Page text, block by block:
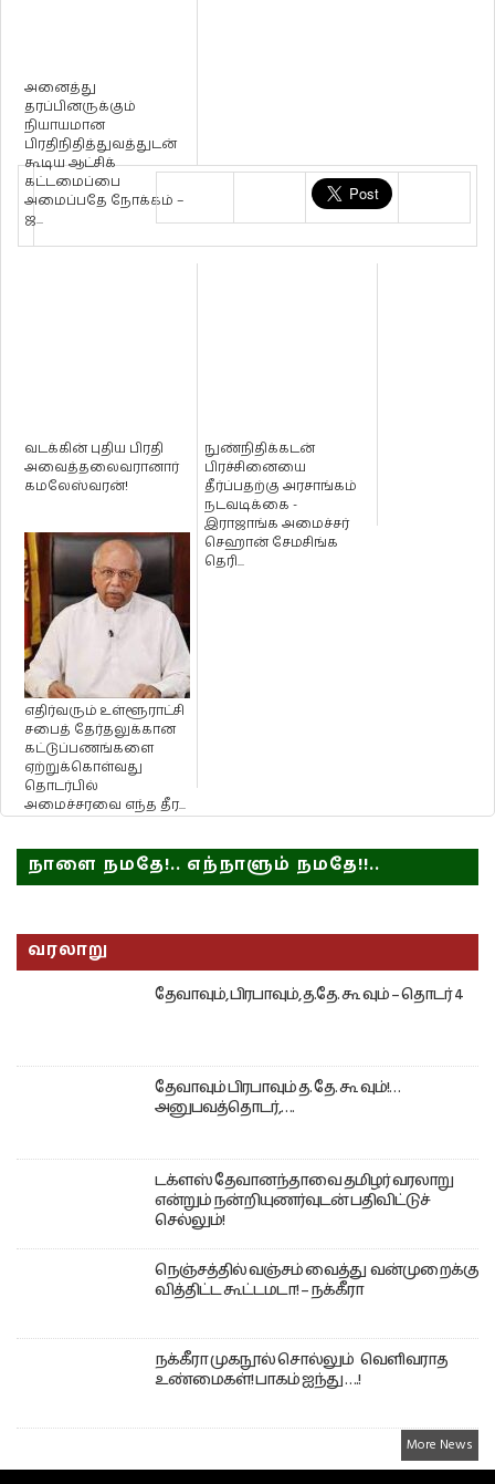
அனைத்து
தரப்பினருக்கும்
நியாயமான
பிரதிநிதித்துவத்துடன்
கூடிய ஆட்சிக்
கட்டமைப்பை
அமைப்பதே நோக்கம் –
ஜ...
வடக்கின் புதிய பிரதி
அவைத்தலைவரானார்
கமலேஸ்வரன்!
நுண்நிதிக்கடன்
பிரச்சினையை
தீர்ப்பதற்கு அரசாங்கம்
நடவடிக்கை -
இராஜாங்க அமைச்சர்
செஹான் சேமசிங்க
தெரி...
எதிர்வரும் உள்ளூராட்சி
சபைத் தேர்தலுக்கான
கட்டுப்பணங்களை
ஏற்றுக்கொள்வது
தொடர்பில்
அமைச்சரவை எந்த தீர...
நாளை நமதே!.. எந்நாளும் நமதே!!..
வரலாறு
தேவாவும், பிரபாவும், த.தே. கூ வும் – தொடர் 4
தேவாவும் பிரபாவும் த. தே. கூ வும்!…
அனுபவத்தொடர்,….
டக்ளஸ் தேவானந்தாவை தமிழர் வரலாறு
என்றும் நன்றியுணர்வுடன் பதிவிட்டுச்
செல்லும்!
நெஞ்சத்தில் வஞ்சம் வைத்து வன்முறைக்கு
வித்திட்ட கூட்டமடா! – நக்கீரா
நக்கீரா முகநூல் சொல்லும் வெளிவராத
உண்மைகள்! பாகம் ஐந்து ….!
More News